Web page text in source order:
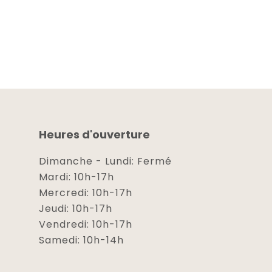
Heures d'ouverture
Dimanche - Lundi: Fermé
Mardi: 10h-17h
Mercredi: 10h-17h
Jeudi: 10h-17h
Vendredi: 10h-17h
Samedi: 10h-14h